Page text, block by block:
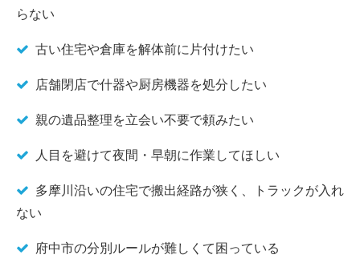
らない
古い住宅や倉庫を解体前に片付けたい
店舗閉店で什器や厨房機器を処分したい
親の遺品整理を立会い不要で頼みたい
人目を避けて夜間・早朝に作業してほしい
多摩川沿いの住宅で搬出経路が狭く、トラックが入れ
ない
府中市の分別ルールが難しくて困っている